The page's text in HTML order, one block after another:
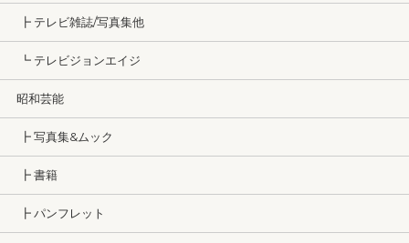
┣ テレビ雑誌/写真集他
┗ テレビジョンエイジ
昭和芸能
┣ 写真集&ムック
┣ 書籍
┣ パンフレット